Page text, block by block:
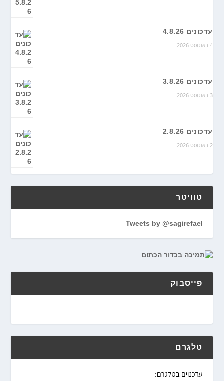
עדכונים 4.8.26
4 באוגוסט 2026
עדכונים 3.8.26
3 באוגוסט 2026
עדכונים 2.8.26
2 באוגוסט 2026
טוויטר
Tweets by @sagirefael
פייסבוק
טלגרם
עדכנוים בטלגרם: